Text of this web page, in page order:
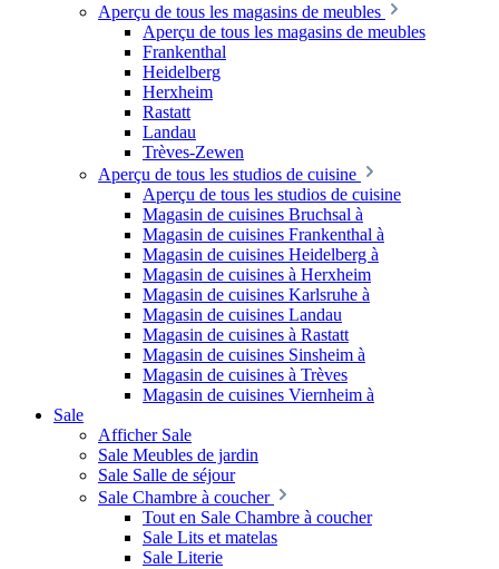
Aperçu de tous les magasins de meubles
Aperçu de tous les magasins de meubles
Frankenthal
Heidelberg
Herxheim
Rastatt
Landau
Trèves-Zewen
Aperçu de tous les studios de cuisine
Aperçu de tous les studios de cuisine
Magasin de cuisines Bruchsal à
Magasin de cuisines Frankenthal à
Magasin de cuisines Heidelberg à
Magasin de cuisines à Herxheim
Magasin de cuisines Karlsruhe à
Magasin de cuisines Landau
Magasin de cuisines à Rastatt
Magasin de cuisines Sinsheim à
Magasin de cuisines à Trèves
Magasin de cuisines Viernheim à
Sale
Afficher Sale
Sale Meubles de jardin
Sale Salle de séjour
Sale Chambre à coucher
Tout en Sale Chambre à coucher
Sale Lits et matelas
Sale Literie